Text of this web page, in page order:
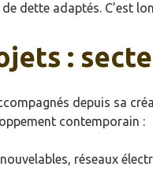
dette adaptés. C’est
:
depuis sa
contemporain :
réseaux